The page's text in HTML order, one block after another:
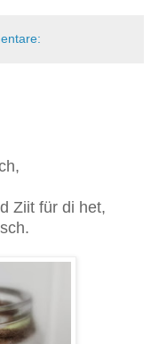
Ziit für di het,